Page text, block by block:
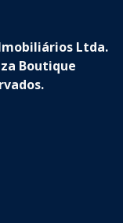
Ltda.
Boutique